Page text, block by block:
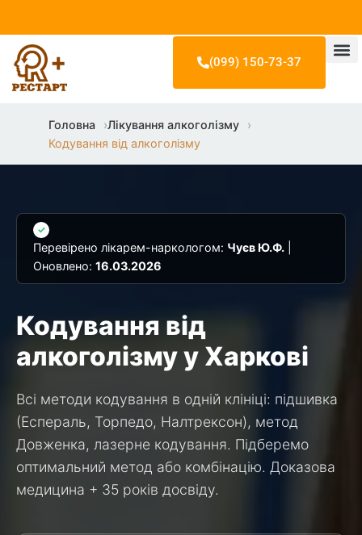
(099) 150-73-37
Головна
Лікування алкоголізму
Кодування від алкоголізму
✓
Перевірено лікарем-наркологом: Чуєв Ю.Ф.
Оновлено: 16.03.2026
Кодування від
алкоголізму у Харкові
Всі методи кодування в одній клініці: підшивка
(Еспераль, Торпедо, Налтрексон), метод
Довженка, лазерне кодування. Підберемо
оптимальний метод або комбінацію. Доказова
медицина + 35 років досвіду.